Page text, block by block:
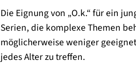
Die Eignung von „O.k.“ für ein
Serien, die komplexe Themen
möglicherweise weniger
jedes Alter zu treffen.